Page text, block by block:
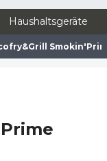
Haushaltsgeräte